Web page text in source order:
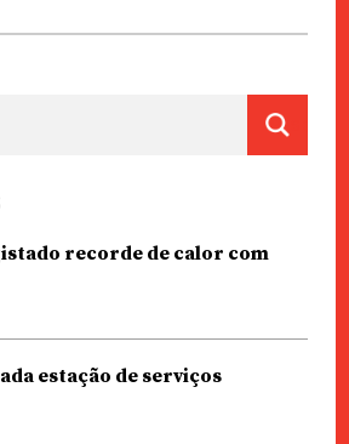
recorde de calor com
estação de serviços